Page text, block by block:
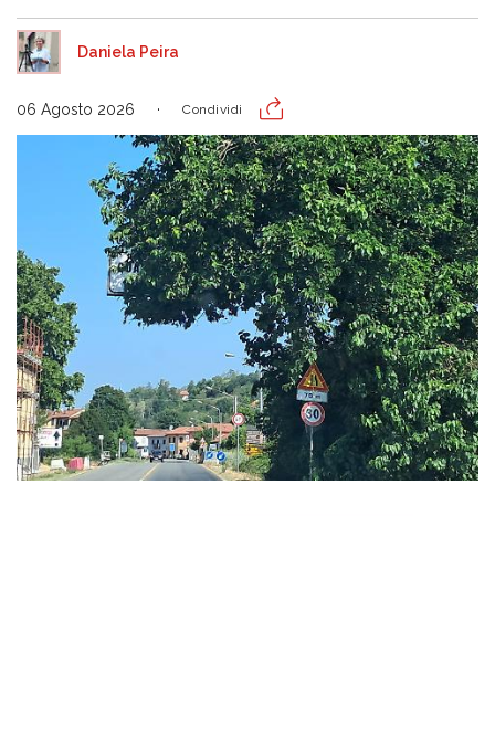
Daniela Peira
06 Agosto 2026 Condividi